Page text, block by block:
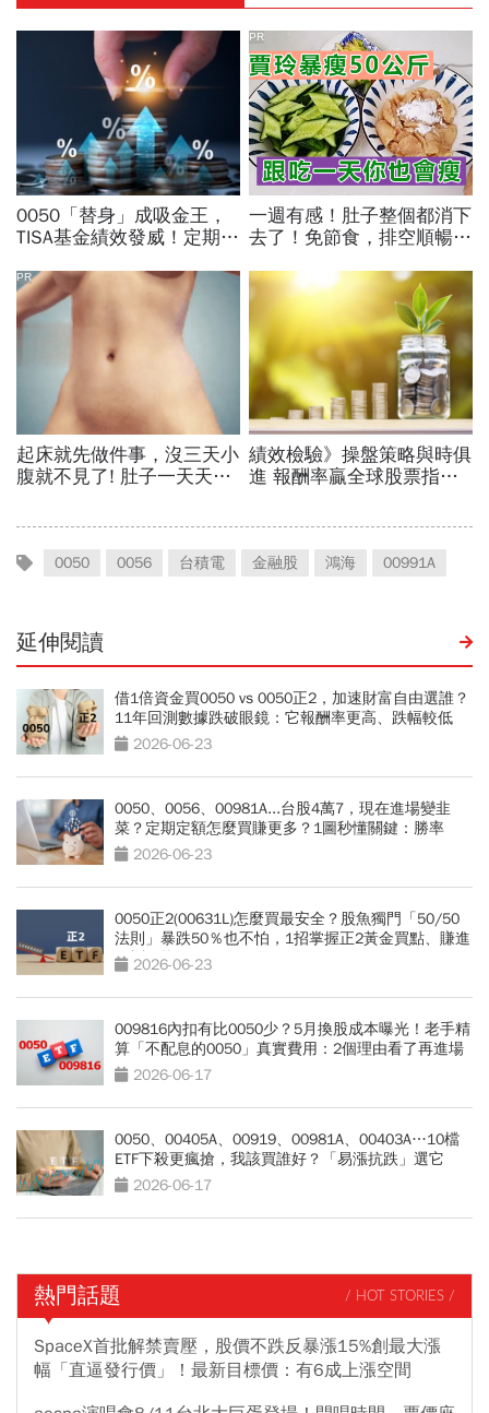
0050 0056 台積電 金融股 鴻海 00991A
延伸閱讀
借1倍資金買0050 vs 0050正2，加速財富自由選誰？
11年回測數據跌破眼鏡：它報酬率更高、跌幅較低
2026-06-23
0050、0056、00981A...台股4萬7，現在進場變韭
菜？定期定額怎麼買賺更多？1圖秒懂關鍵：勝率
90％2026-06-23
0050正2(00631L)怎麼買最安全？股魚獨門「50/50
法則」暴跌50％也不怕，1招掌握正2黃金買點、賺進
N倍報酬
2026-06-23
009816內扣有比0050少？5月換股成本曝光！老手精
算「不配息的0050」真實費用：2個理由看了再進場
2026-06-17
0050、00405A、00919、00981A、00403A…10檔
ETF下殺更瘋搶，我該買誰好？「易漲抗跌」選它
2026-06-17
熱門話題 / HOT STORIES /
SpaceX首批解禁賣壓，股價不跌反暴漲15%創最大漲
幅「直逼發行價」！最新目標價：有6成上漲空間